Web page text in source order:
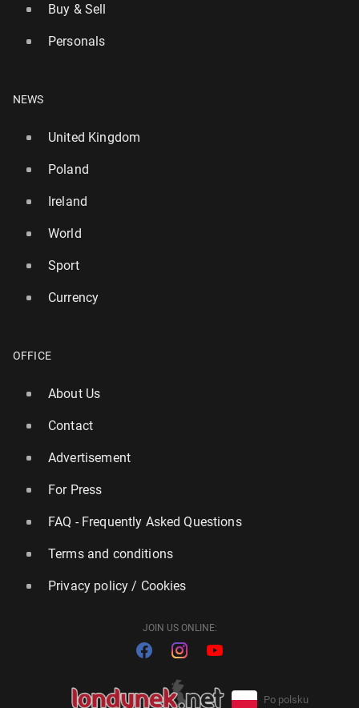
Buy & Sell
Personals
NEWS
United Kingdom
Poland
Ireland
World
Sport
Currency
OFFICE
About Us
Contact
Advertisement
For Press
FAQ - Frequently Asked Questions
Terms and conditions
Privacy policy / Cookies
JOIN US ONLINE:
Po polsku